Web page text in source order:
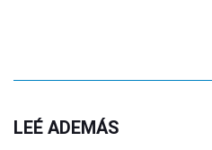
LEÉ ADEMÁS